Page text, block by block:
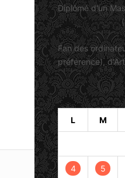
Diplômé d'un
Business School
marketing.
Fan des
préférence),
L M
4 5